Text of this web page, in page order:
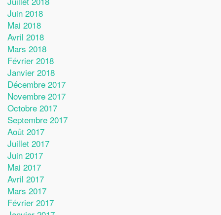
Juin 2018
Mai 2018
Avril 2018
Mars 2018
Février 2018
Janvier 2018
Décembre 2017
Novembre 2017
Octobre 2017
Septembre 2017
Août 2017
Juillet 2017
Juin 2017
Mai 2017
Avril 2017
Mars 2017
Février 2017